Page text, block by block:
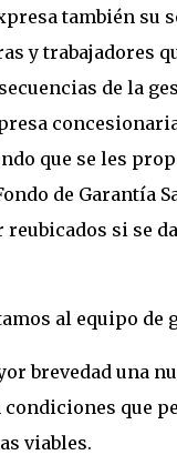
también su
y trabajadores
de la
que se les
de Garantía
si se
al equipo de
brevedad una
que
viables.